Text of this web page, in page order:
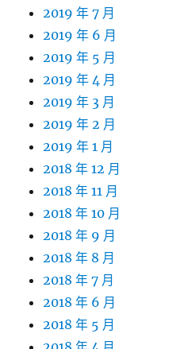
2019 年 7 月
2019 年 6 月
2019 年 5 月
2019 年 4 月
2019 年 3 月
2019 年 2 月
2019 年 1 月
2018 年 12 月
2018 年 11 月
2018 年 10 月
2018 年 9 月
2018 年 8 月
2018 年 7 月
2018 年 6 月
2018 年 5 月